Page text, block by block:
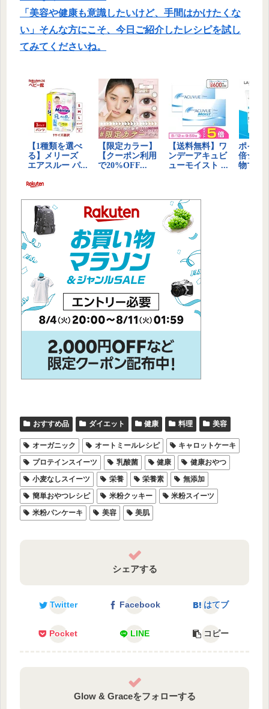
「美容や健康も意識したいけど、手間はかけたくな
い」そんな方にこそ、今日ご紹介したレシピを試し
てみてくださいね。
おすすめ品 ダイエット 健康 料理 美容
オーガニック オートミールレシピ
キャロットケーキ
プロテインスイーツ
乳酸菌 健康
健康おやつ
小麦なしスイーツ
栄養 栄養素
無添加
簡単おやつレシピ
米粉クッキー
米粉スイーツ
米粉パンケーキ
美容 美肌
シェアする
Twitter Facebook はてブ
Pocket LINE コピー
Glow & Graceをフォローする